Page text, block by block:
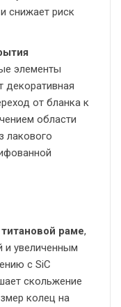
снижает риск
элементы
декоративная
от бланка к
области
лакового
раме,
увеличенным
с SiC
скольжение
колец на